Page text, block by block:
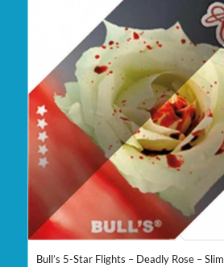
Bull’s 5-Star Flights – Deadly Rose – Slim